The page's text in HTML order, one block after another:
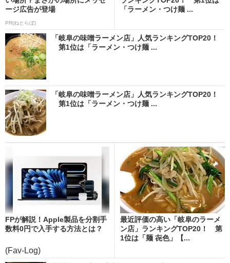
ージ広告が登場
PR(ねとらぼ)
「ラーメン・つけ麺 ...
「岐阜の味噌ラーメン店」人気ランキングTOP20！
第1位は「ラーメン・つけ麺 ...
「岐阜の味噌ラーメン店」人気ランキングTOP20！
第1位は「ラーメン・つけ麺 ...
FPが解説！Apple製品を分割手
数料0円で入手する方法とは？
(Fav-Log)
最近評価の高い「岐阜のラーメ
ン店」ランキングTOP20！ 第
1位は「麺 㐂色」【...